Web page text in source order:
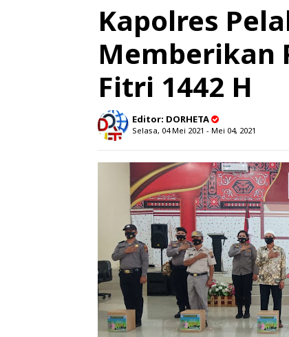
Kapolres
Memberikan
Fitri 1442 H
Editor: DORHETA
Selasa, 04 Mei 2021 - Mei 04, 2021